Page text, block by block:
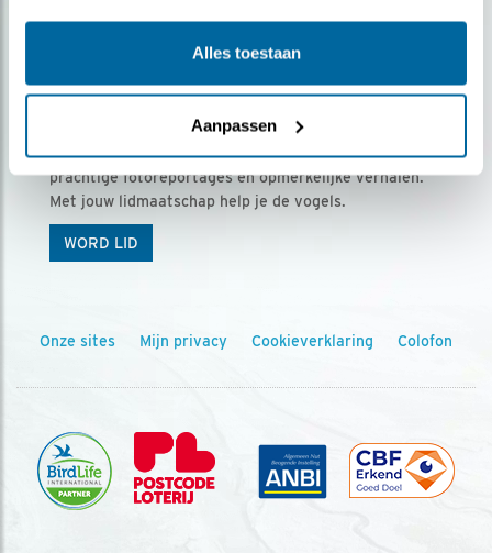
Alles toestaan
Aanpassen
Ontvang 5 x Vogels voor € 36,00 per jaar
Vogels is het tijdschrift voor onze leden, met
prachtige fotoreportages en opmerkelijke verhalen.
Met jouw lidmaatschap help je de vogels.
WORD LID
Onze sites Mijn privacy Cookieverklaring Colofon